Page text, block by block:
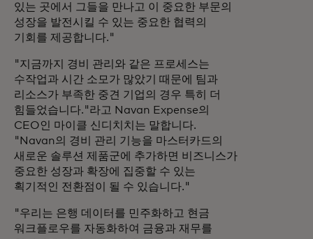
있는 곳에서 그들을 만나고 이 중요한 부문의
성장을 발전시킬 수 있는 중요한 협력의
기회를 제공합니다."
"지금까지 경비 관리와 같은 프로세스는
수작업과 시간 소모가 많았기 때문에 팀과
리소스가 부족한 중견 기업의 경우 특히 더
힘들었습니다."라고 Navan Expense의
CEO인 마이클 신디치치는 말합니다.
"Navan의 경비 관리 기능을 마스터카드의
새로운 솔루션 제품군에 추가하면 비즈니스가
중요한 성장과 확장에 집중할 수 있는
획기적인 전환점이 될 수 있습니다."
"우리는 은행 데이터를 민주화하고 현금
워크플로우를 자동화하여 금융과 재무를